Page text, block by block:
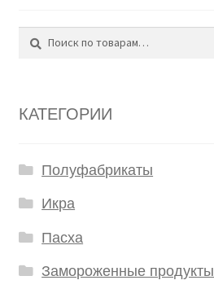
Поиск
КАТЕГОРИИ
Полуфабрикаты
Икра
Пасха
Замороженные продукты